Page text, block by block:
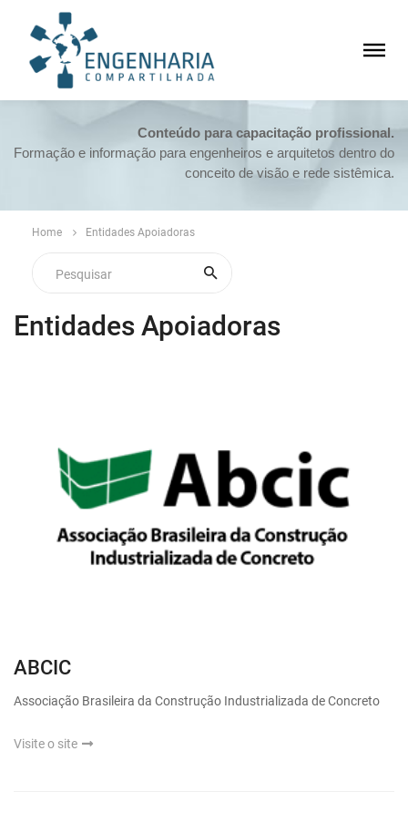
Conteúdo para capacitação profissional.
Formação e informação para engenheiros e arquitetos dentro do
conceito de visão e rede sistêmica.
Home Entidades Apoiadoras
Entidades Apoiadoras
ABCIC
Associação Brasileira da Construção Industrializada de Concreto
Visite o site